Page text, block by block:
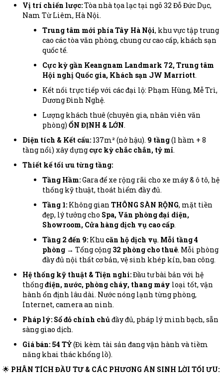
Vị trí chiến lược:Tòa nhà tọa lạc tại ngõ 32 Đỗ Đức Dục,
Nam Từ Liêm, Hà Nội.
Trung tâm mới phía Tây Hà Nội, khu vực tập trung
cao các tòa văn phòng, chung cư cao cấp, khách sạn
quốc tế.
Cực kỳ gần Keangnam Landmark 72, Trung tâm
Hội nghị Quốc gia, Khách sạn JW Marriott.
Kết nối trực tiếp với các đại lộ: Phạm Hùng, Mễ Trì,
Dương Đình Nghệ.
Lượng khách thuê (chuyên gia, nhân viên văn
phòng) ỔN ĐỊNH & LỚN.
Diện tích & Kết cấu: 137m² (nở hậu). 9 tầng(1 hầm + 8
tầng nổi) xây dựng cực kỳ chắc chắn, tỷ mỉ.
Thiết kế tối ưu từng tầng:
Tầng Hầm:Gara để xe rộng rãi cho xe máy & ô tô, hệ
thống kỹ thuật, thoát hiểm đầy đủ.
Tầng 1: Không gian THÔNG SÀN RỘNG, mặt tiền
đẹp, lý tưởng cho Spa, Văn phòng đại diện,
Showroom, Cửa hàng dịch vụ cao cấp.
Tầng 2 đến 9: Khu căn hộ dịch vụ. Mỗi tầng 4
phòng → Tổng cộng 32 phòng cho thuê. Mỗi phòng
đầy đủ nội thất cơ bản, vệ sinh khép kín, ban công.
Hệ thống kỹ thuật & Tiện nghi:Đầu tư bài bản với hệ
thốngđiện, nước, phòng cháy, thang máy loại tốt, vận
hành ổn định lâu dài. Nước nóng lạnh từng phòng,
Internet, camera an ninh.
Pháp lý: Sổ đỏ chính chủđầy đủ, pháp lý minh bạch, sẵn
sàng giao dịch.
Giá bán: 54 TỶ(Đi kèm tài sản đang vận hành và tiềm
năng khai thác khổng lồ).
🌟 PHÂN TÍCH ĐẦU TƯ & CÁC PHƯƠNG ÁN SINH LỜI TỐI ƯU: